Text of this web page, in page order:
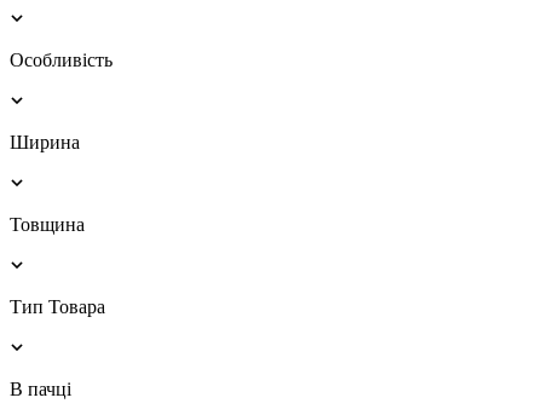
Особливість
Ширина
Товщина
Тип Товара
В пачці